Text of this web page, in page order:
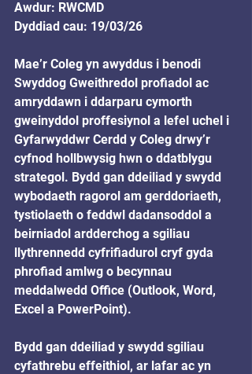
Awdur: RWCMD
Dyddiad cau: 19/03/26
Mae’r Coleg yn awyddus i benodi
Swyddog Gweithredol profiadol ac
amryddawn i ddarparu cymorth
gweinyddol proffesiynol a lefel uchel i
Gyfarwyddwr Cerdd y Coleg drwy’r
cyfnod hollbwysig hwn o ddatblygu
strategol. Bydd gan ddeiliad y swydd
wybodaeth ragorol am gerddoriaeth,
tystiolaeth o feddwl dadansoddol a
beirniadol ardderchog a sgiliau
llythrennedd cyfrifiadurol cryf gyda
phrofiad amlwg o becynnau
meddalwedd Office (Outlook, Word,
Excel a PowerPoint).
Bydd gan ddeiliad y swydd sgiliau
cyfathrebu effeithiol, ar lafar ac yn